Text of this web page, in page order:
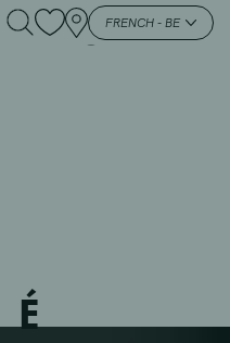
FRENCH - BE–